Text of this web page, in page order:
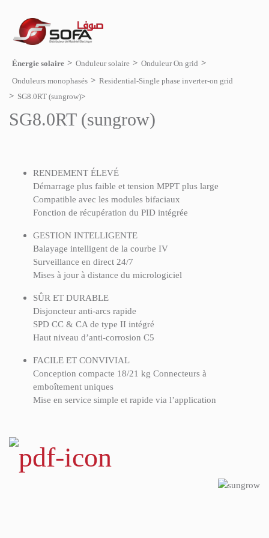
Énergie solaire Onduleur solaire
Onduleur On grid
Onduleurs monophasés
Residential-Single phase inverter-on grid
SG8.0RT (sungrow)
SG8.0RT (sungrow)
RENDEMENT ÉLEVÉ
Démarrage plus faible et tension MPPT plus large
Compatible avec les modules bifaciaux
Fonction de récupération du PID intégrée
GESTION INTELLIGENTE
Balayage intelligent de la courbe IV
Surveillance en direct 24/7
Mises à jour à distance du micrologiciel
SÛR ET DURABLE
Disjoncteur anti-arcs rapide
SPD CC & CA de type II intégré
Haut niveau d’anti-corrosion C5
FACILE ET CONVIVIAL
Conception compacte 18/21 kg Connecteurs à
emboîtement uniques
Mise en service simple et rapide via l’application